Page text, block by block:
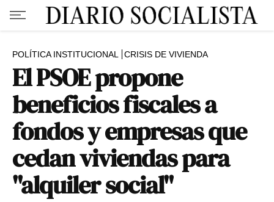
POLÍTICA INSTITUCIONAL CRISIS DE VIVIENDA
El PSOE propone
beneficios fiscales a
fondos y empresas que
cedan viviendas para
"alquiler social"